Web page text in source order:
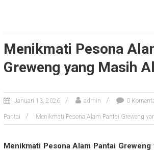
Menikmati Pesona
Greweng yang Masih
Januari 13, 2026 admin 0
Pantai Menikmati Pesona Alam Pantai Greweng
Menikmati Pesona Alam Pantai Greweng